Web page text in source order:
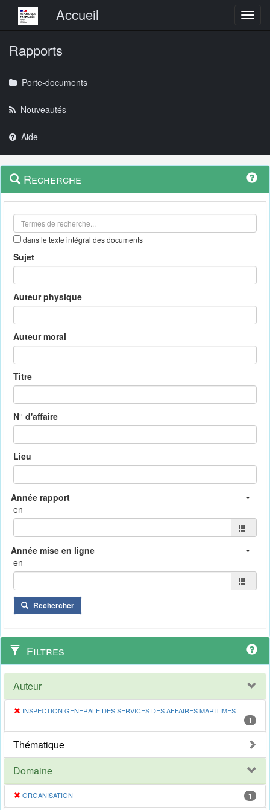
Menu principalAccueil
Rapports
Porte-documents
Nouveautés
Aide
Navigation
outils
Menu
contextuel
Recherche
dans le texte intégral des documents
Sujet
Auteur physique
Auteur moral
Titre
N° d'affaire
Lieu
en
en
Rechercher
Filtres
Auteur
INSPECTION GENERALE DES SERVICES DES AFFAIRES MARITIMES
1
Thématique
Domaine
ORGANISATION 1